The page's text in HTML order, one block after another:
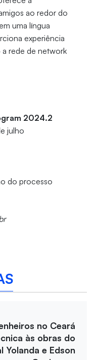
ao redor do
uma língua
experiência
rede de network
2024.2
julho
do processo
no Ceará
às obras do
Yolanda e Edson